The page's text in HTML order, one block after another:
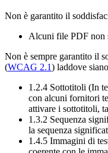
Non è garantito il
Alcuni file PDF non
Non è sempre garantito il
(WCAG 2.1) laddove
1.2.4 Sottotitoli (In
con alcuni fornitori
attivare i sottotitoli,
1.3.2 Sequenza
la sequenza
1.4.5 Immagini di